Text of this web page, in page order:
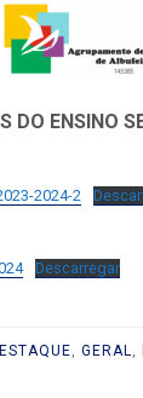
DO ENSINO
2024-2
Descarregar
, GERAL,